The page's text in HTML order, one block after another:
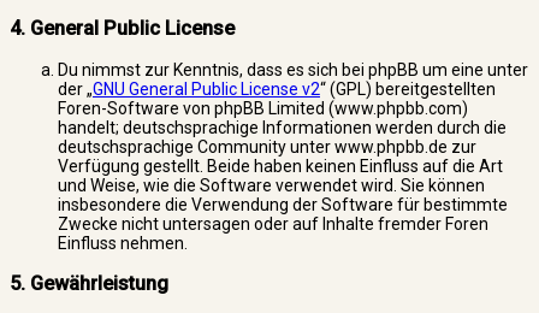
4. General Public License
Du nimmst zur Kenntnis, dass es sich bei phpBB um eine unter
der „GNU General Public License v2“ (GPL) bereitgestellten
Foren-Software von phpBB Limited (www.phpbb.com)
handelt; deutschsprachige Informationen werden durch die
deutschsprachige Community unter www.phpbb.de zur
Verfügung gestellt. Beide haben keinen Einfluss auf die Art
und Weise, wie die Software verwendet wird. Sie können
insbesondere die Verwendung der Software für bestimmte
Zwecke nicht untersagen oder auf Inhalte fremder Foren
Einfluss nehmen.
5. Gewährleistung